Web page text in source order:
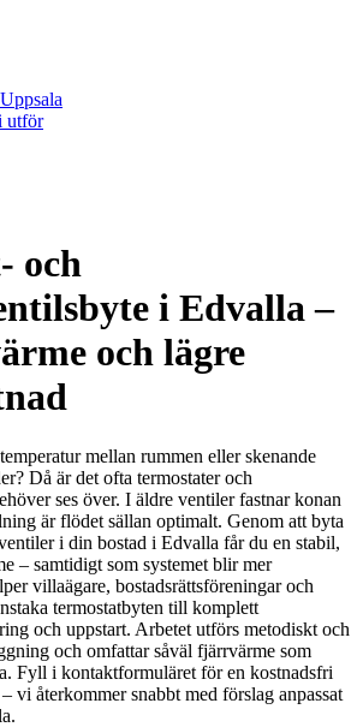
utför
och
i Edvalla –
och lägre
mellan rummen eller skenande
Då är det ofta termostater och
ses över. I äldre ventiler fastnar konan
är flödet sällan optimalt. Genom att byta
i din bostad i Edvalla får du en stabil,
– samtidigt som systemet blir mer
villaägare, bostadsrättsföreningar och
termostatbyten till komplett
och uppstart. Arbetet utförs metodiskt och
och omfattar såväl fjärrvärme som
Fyll i kontaktformuläret för en kostnadsfri
vi återkommer snabbt med förslag anpassat